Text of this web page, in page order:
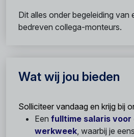
Dit alles onder begeleiding van
bedreven collega-monteurs.
Wat wij jou bieden
Solliciteer vandaag en krijg bij
Een fulltime salaris voor
werkweek , waarbij je